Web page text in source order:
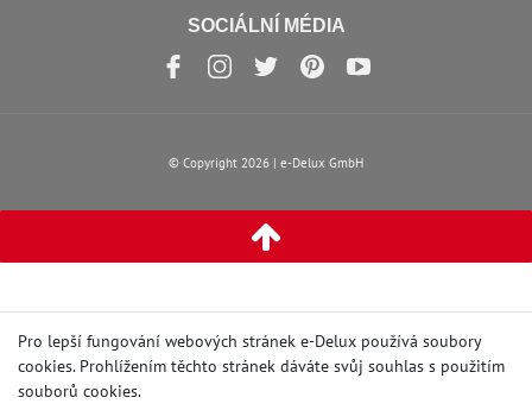
SOCIÁLNÍ MÉDIA
© Copyright 2026 | e-Delux GmbH
Pro lepší fungování webových stránek e-Delux používá soubory
cookies. Prohlížením těchto stránek dáváte svůj souhlas s použitím
souborů cookies.